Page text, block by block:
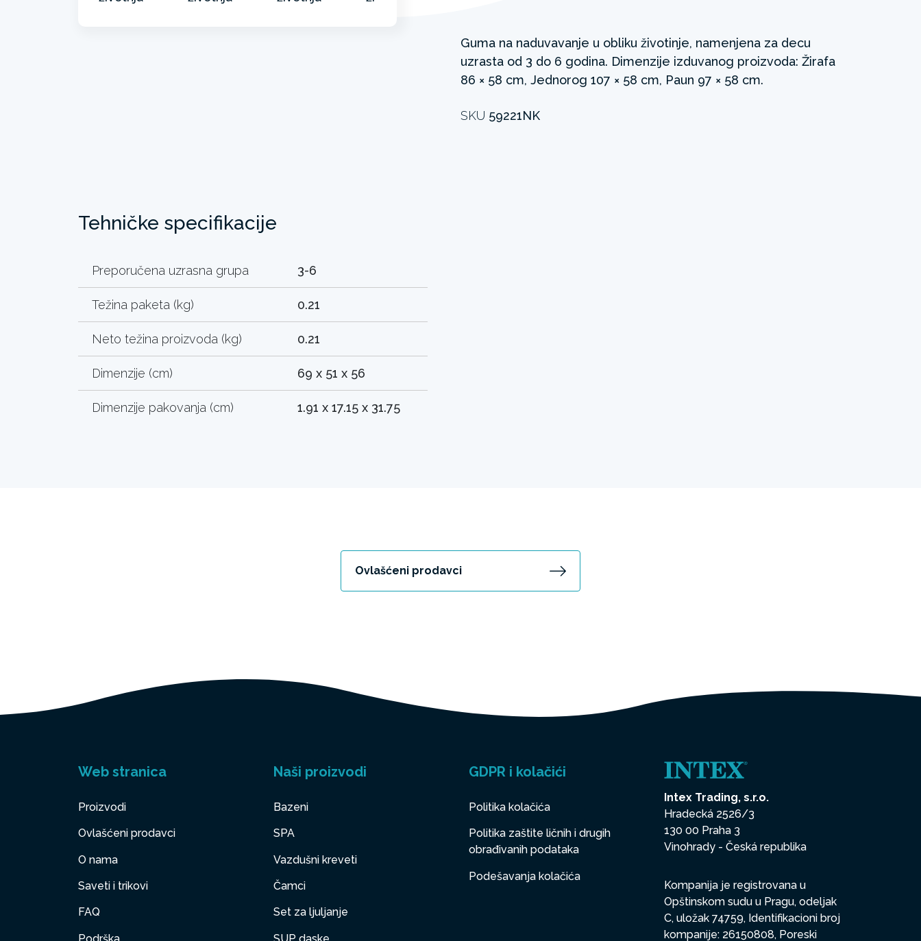
Guma na naduvavanje u obliku životinje, namenjena za decu
uzrasta od 3 do 6 godina. Dimenzije izduvanog proizvoda: Žirafa
86 × 58 cm, Jednorog 107 × 58 cm, Paun 97 × 58 cm.
SKU 59221NK
Tehničke specifikacije
Preporučena uzrasna grupa 3-6
Težina paketa (kg) 0.21
Neto težina proizvoda (kg) 0.21
Dimenzije (cm) 69 x 51 x 56
Dimenzije pakovanja (cm) 1.91 x 17.15 x 31.75
Ovlašćeni prodavci
Web stranica
Proizvodi
Ovlašćeni prodavci
O nama
Saveti i trikovi
FAQ
Naši proizvodi
Bazeni
SPA
Vazdušni kreveti
Čamci
Set za ljuljanje
GDPR i kolačići
Politika kolačića
Politika zaštite ličnih i drugih
obrađivanih podataka
Podešavanja kolačića
Intex Trading, s.r.o.
Hradecká 2526/3
130 00 Praha 3
Vinohrady - Česká republika
Kompanija je registrovana u
Opštinskom sudu u Pragu, odeljak
C, uložak 74759, Identifikacioni broj
kompanije: 26150808, Poreski